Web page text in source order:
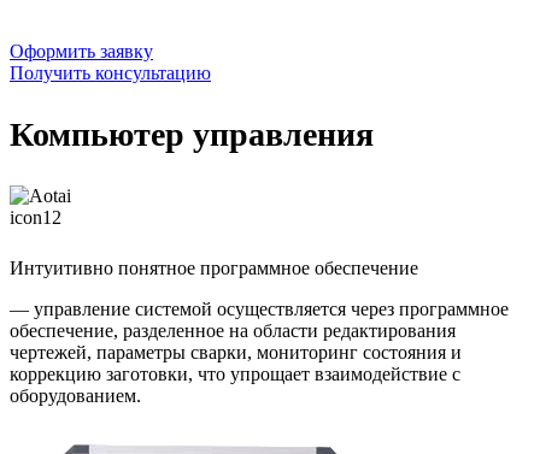
Оформить заявку
Получить консультацию
Компьютер управления
Интуитивно понятное программное обеспечение
— управление системой осуществляется через программное
обеспечение, разделенное на области редактирования
чертежей, параметры сварки, мониторинг состояния и
коррекцию заготовки, что упрощает взаимодействие с
оборудованием.